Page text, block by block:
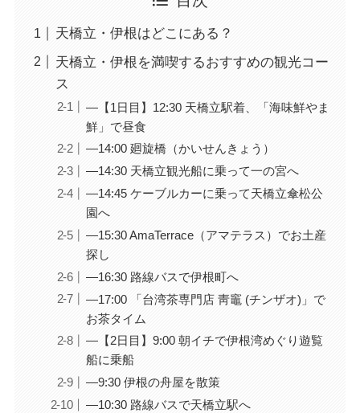
天橋立・伊根はどこにある？
天橋立・伊根を満喫するおすすめの観光コー
ス
—【1日目】12:30 天橋立駅着、「海味鮮やま
鮮」で昼食
—14:00 廻旋橋（かいせんきょう）
—14:30 天橋立観光船に乗って一の宮へ
—14:45 ケーブルカーに乗って天橋立傘松公
園へ
—15:30 AmaTerrace（アマテラス）でお土産
探し
—16:30 路線バスで伊根町へ
—17:00 「台湾茶専門店 靑竈 (チンザオ)」で
お茶タイム
—【2日目】9:00 朝イチで伊根湾めぐり遊覧
船に乗船
—9:30 伊根の舟屋を散策
—10:30 路線バスで天橋立駅へ